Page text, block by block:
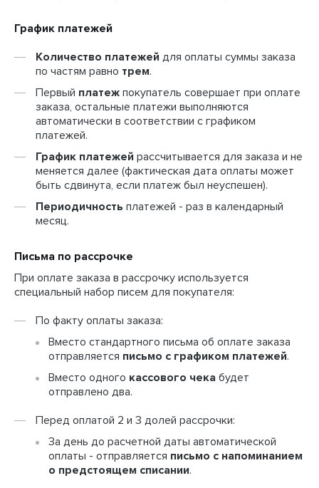
График платежей
Количество платежей для оплаты суммы заказа
по частям равно трем.
Первый платеж покупатель совершает при оплате
заказа, остальные платежи выполняются
автоматически в соответствии с графиком
платежей.
График платежей рассчитывается для заказа и не
меняется далее (фактическая дата оплаты может
быть сдвинута, если платеж был неуспешен).
Периодичность платежей - раз в календарный
месяц.
Письма по рассрочке
При оплате заказа в рассрочку используется
специальный набор писем для покупателя:
По факту оплаты заказа:
Вместо стандартного письма об оплате заказа
отправляется письмо с графиком платежей.
Вместо одного кассового чека будет
отправлено два.
Перед оплатой 2 и 3 долей рассрочки:
За день до расчетной даты автоматической
оплаты - отправляется письмо с напоминанием
о предстоящем списании.